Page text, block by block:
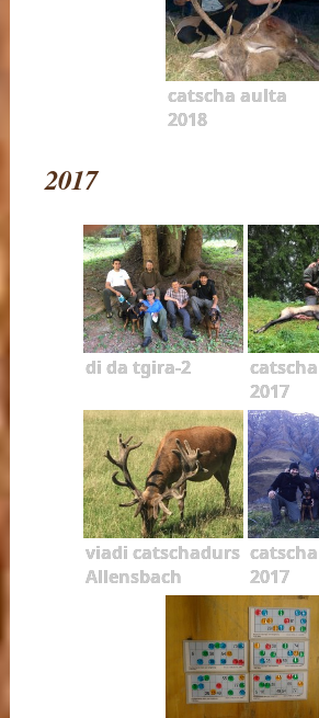
catscha aulta
2018
2017
di da tgira-2
2017
viadi catschadurs
Allensbach
2017